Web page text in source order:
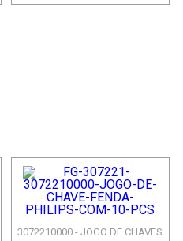
3072210000 - JOGO DE CHAVES